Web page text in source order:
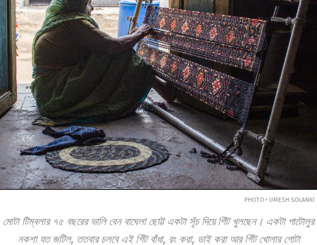
PHOTO • UMESH SOLANKI
মোটা টিম্বলার ৭৫ বছরের ভালি বেন বাঘেলা ছোট্ট একটা সূঁচ দিয়ে গিঁট খুলছেন। একটা পাটোলুর
নকশা যত জটিল, ততবার চলবে এই গিঁট বাঁধা, রং করা, ডাই করা আর গিঁট খোলার গোটা